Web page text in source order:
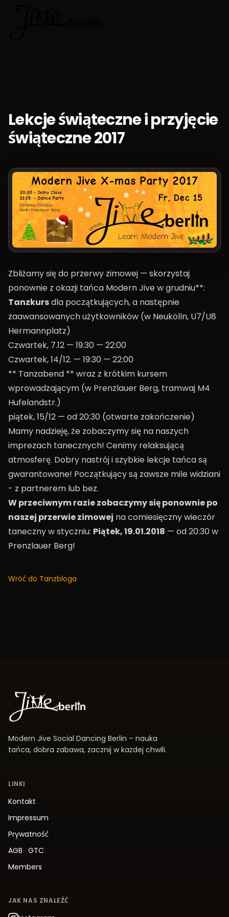
Lekcje świąteczne i przyjęcie
świąteczne 2017
Zbliżamy się do przerwy zimowej — skorzystaj
ponownie z okazji tańca Modern Jive w grudniu**:
Tanzkursdla początkujących, a następnie
zaawansowanych użytkowników (w Neukölln, U7/U8
Hermannplatz)
Czwartek, 7.12 — 19:30 — 22:00
Czwartek, 14/12. — 19:30 — 22:00
** Tanzabend ** wraz z krótkim kursem
wprowadzającym (w Prenzlauer Berg, tramwaj M4
Hufelandstr.)
piątek, 15/12 — od 20:30 (otwarte zakończenie)
Mamy nadzieję, że zobaczymy się na naszych
imprezach tanecznych! Cenimy relaksującą
atmosferę. Dobry nastrój i szybkie lekcje tańca są
gwarantowane! Początkujący są zawsze mile widziani
- z partnerem lub bez.
W przeciwnym razie zobaczymy się ponownie po
naszej przerwie zimowej na comiesięczny wieczór
taneczny w styczniu: Piątek, 19.01.2018 — od 20:30 w
Prenzlauer Berg!
Wróć do Tanzbloga
Modern Jive Social Dancing Berlin – nauka
tańca, dobra zabawa, zacznij w każdej chwili.
LINKI
Kontakt
Impressum
Prywatność
AGB · GTC
Members
JAK NAS ZNALEŹĆ